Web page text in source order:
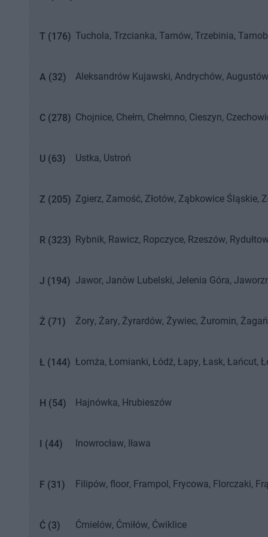
T (176) Tuchola Trzcianka Tarnów Trzebinia
A (32) Aleksandrów Kujawski Andrychów Augustów
C (278) Chojnice Chełm Chełmno Cieszyn
U (63) Ustka Ustroń
Z (205) Zgierz Zamość Złotów Ząbkowice Śląskie
R (323) Rybnik Rawicz Ropczyce Rzeszów
J (194) Jawor Janów Lubelski Jelenia Góra
Ż (71) Żory Żary Żyrardów Żywiec Żuromin Żagań
Ł (144) Łomża Łomianki Łódź Łapy Łask Łańcut
H (54) Hajnówka Hrubieszów
I (44) Inowrocław Iława
F (31) Filipów floor Frampol Frycowa Florczaki
Ć (3) Ćmielów Ćmiłów Ćwiklice